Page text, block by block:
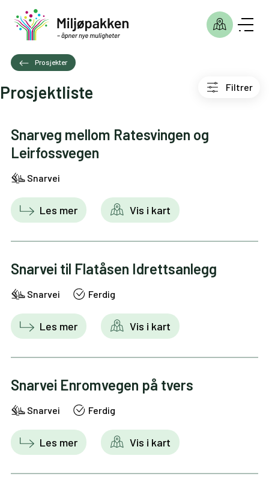
Prosjekter
Prosjektliste Filtrer
Snarveg mellom Ratesvingen og
Leirfossvegen
Snarvei
Les mer Vis i kart
Snarvei til Flatåsen Idrettsanlegg
Snarvei Ferdig
Les mer Vis i kart
Snarvei Enromvegen på tvers
Snarvei Ferdig
Les mer Vis i kart